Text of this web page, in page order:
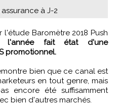
à J-2
l'année fait état d'une
promotionnel.
bien que ce canal est
en tout genre, mais
encore été suffisamment
bien d'autres marchés.